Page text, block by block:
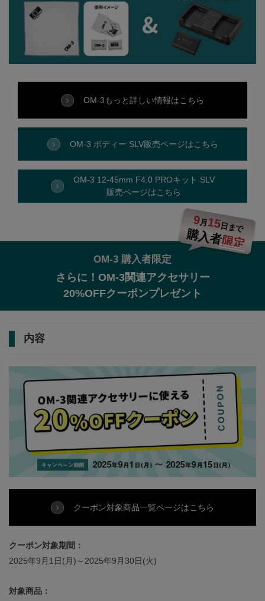
OM-3もっと詳しい情報はこちら
OM-3 ボディー SLV販売ページはこちら
OM-3 12-45mm F4.0 PROキット SLV
販売ページはこちら
OM-3 購入者限定
さらに！OM-3関連アクセサリー
20%OFFクーポンプレゼント
9月15日まで
購入者限定
内容
クーポン対象商品一覧ページはこちら
クーポン対象期間：
2025年9月1日(月)～2025年9月30日(火)
対象商品：